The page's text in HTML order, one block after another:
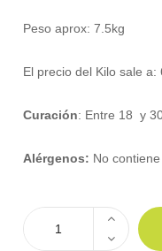
Peso aprox: 7.5kg
El precio del Kilo sale a:
Curación: Entre 18 y
Alérgenos: No